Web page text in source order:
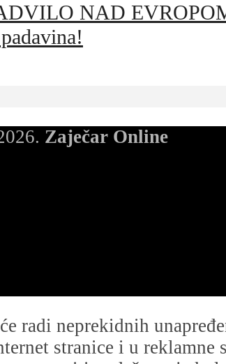
NAD
Zaječar Online
radi neprekidnih
stranice i u